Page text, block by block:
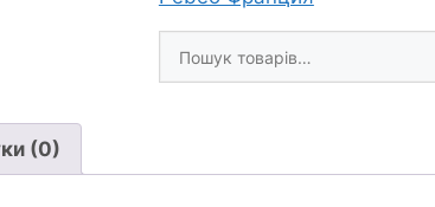
КАДМІЙ
ЖОВТИЙ
Шукати
товари
(0)